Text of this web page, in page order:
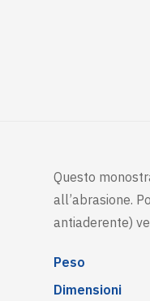
Questo
all’abrasione.
antiaderente)
Peso
Dimensioni